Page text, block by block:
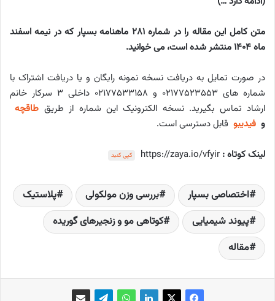
متن کامل این مقاله را در شماره 281 ماهنامه بسپار که در نیمه اسفند
ماه 1404 منتشر شده است، می خوانید.
در صورت تمایل به دریافت نسخه نمونه رایگان و یا دریافت اشتراک با
شماره های ۰۲۱۷۷۵۲۳۵۵۳ و ۰۲۱۷۷۵۳۳۱۵۸ داخلی ۳ سرکار خانم
ارشاد تماس بگیرید. نسخه الکترونیک این شماره از طریق طاقچه
و فیدیبو قابل دسترسی است.
لینک کوتاه : https://zaya.io/vfyir کپی کنید
اختصاصی بسپار بررسی وزن مولکولی
پلاستیک
پیوند شیمیایی
کوتاهی مو و زنجیرهای گوریده
مقاله